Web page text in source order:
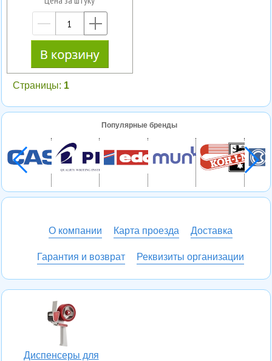
Диспенсеры для
—
Страницы: 1
Популярные бренды
О компании Карта проезда Доставка
Гарантия и возврат Реквизиты организации